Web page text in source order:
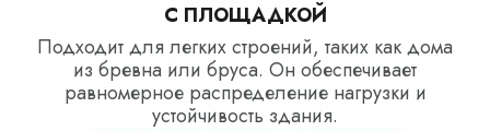
С ПЛОЩАДКОЙ
Подходит для легких строений, таких как дома
из бревна или бруса. Он обеспечивает
равномерное распределение нагрузки и
устойчивость здания.